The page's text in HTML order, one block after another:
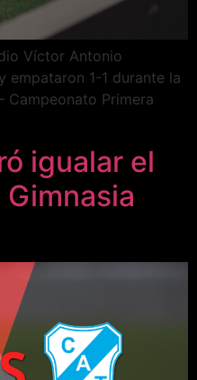
Víctor Antonio
empataron 1-1 durante la
Campeonato Primera
igualar el